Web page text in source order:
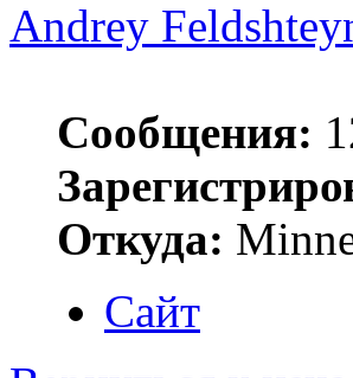
Andrey
Сообщения:
Откуда:
Сайт